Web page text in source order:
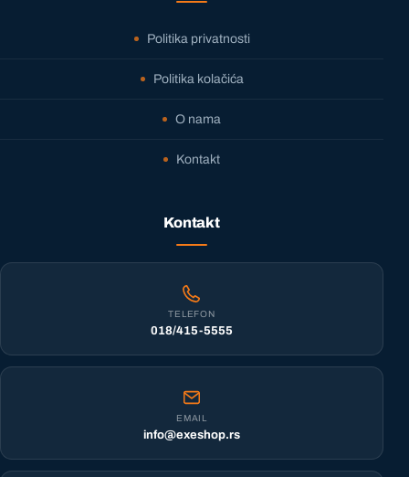
Politika privatnosti
Politika kolačića
O nama
Kontakt
Kontakt
TELEFON
018/415-5555
EMAIL
info@exeshop.rs